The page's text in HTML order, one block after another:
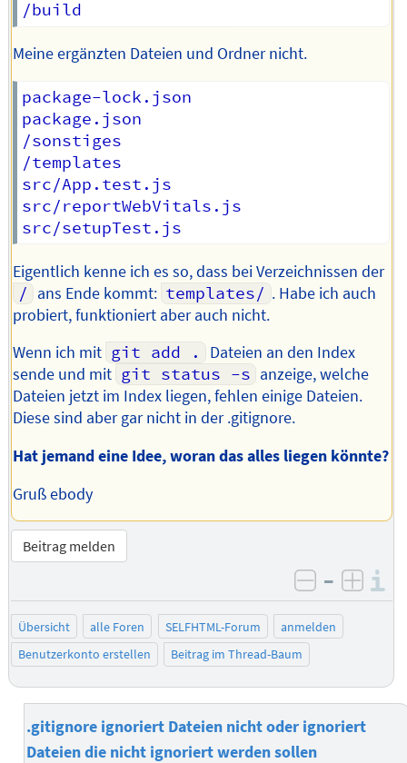
Meine ergänzten Dateien und Ordner nicht.
package-lock.json
package.json
/sonstiges
/templates
src/App.test.js
src/reportWebVitals.js
Eigentlich kenne ich es so, dass bei Verzeichnissen der
/ ans Ende kommt: templates/ . Habe ich auch
probiert, funktioniert aber auch nicht.
Wenn ich mit git add .
Dateien an den Index
sende und mit git status -s anzeige, welche
Dateien jetzt im Index liegen, fehlen einige Dateien.
Diese sind aber gar nicht in der .gitignore.
Hat jemand eine Idee, woran das alles liegen könnte?
Gruß ebody
Beitrag melden
negativ
–
Übersicht alle Foren SELFHTML-Forum
anmelden
Benutzerkonto erstellen
Beitrag im Thread-Baum
.gitignore ignoriert Dateien nicht oder ignoriert
Dateien die nicht ignoriert werden sollen